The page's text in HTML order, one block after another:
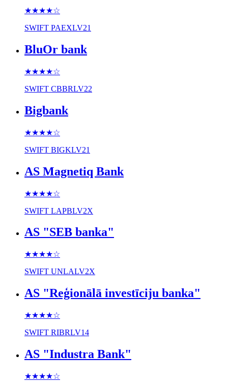
★★★★☆
SWIFT PAEXLV21
BluOr bank
★★★★☆
SWIFT CBBRLV22
Bigbank
★★★★☆
SWIFT BIGKLV21
AS Magnetiq Bank
★★★★☆
SWIFT LAPBLV2X
AS "SEB banka"
★★★★☆
SWIFT UNLALV2X
AS "Reģionālā investīciju banka"
★★★★☆
SWIFT RIBRLV14
AS "Industra Bank"
★★★★☆